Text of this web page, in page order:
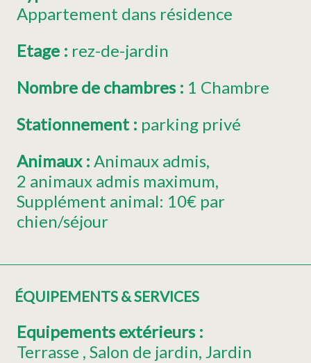
Appartement dans résidence
Etage : rez-de-jardin
Nombre de chambres : 1 Chambre
Stationnement : parking privé
Animaux : Animaux admis
2 animaux admis maximum
Supplément animal: 10€ par
chien/séjour
ÉQUIPEMENTS & SERVICES
Equipements extérieurs :
Terrasse Salon de jardin Jardin